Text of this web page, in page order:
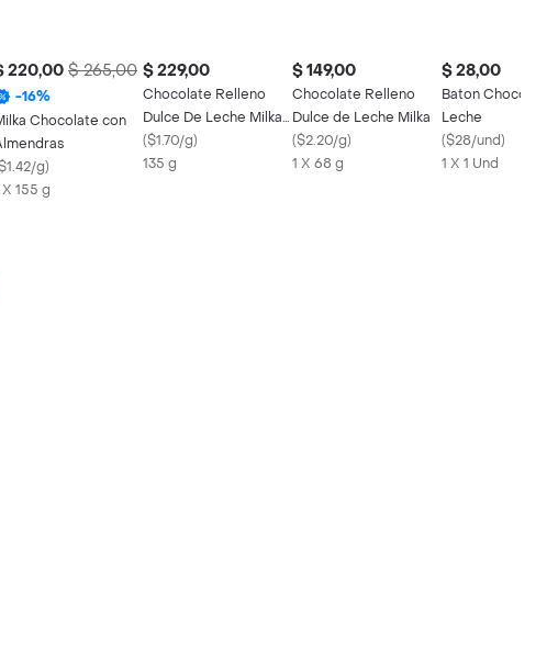
220,00 $ 265,00
-16%
Chocolate con
g)
X 155 g
$ 229,00
Chocolate Relleno
Dulce De Leche Milka
135g
($1.70/g)
135 g
$ 149,00
Chocolate Relleno
Dulce de Leche Milka
($2.20/g)
1 X 68 g
$ 28,00
Baton
Leche
($28/und)
1 X 1 Und